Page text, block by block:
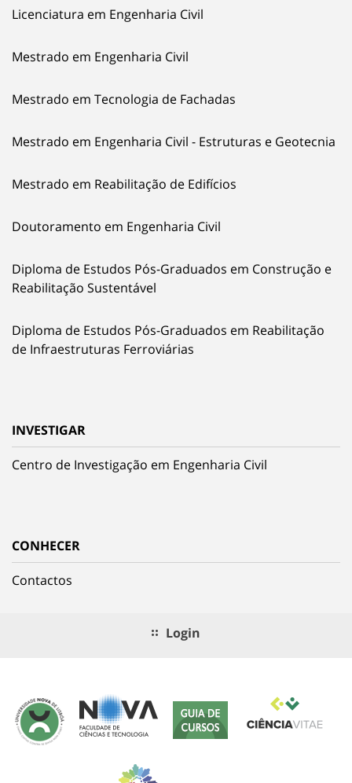
Licenciatura em Engenharia Civil
Mestrado em Engenharia Civil
Mestrado em Tecnologia de Fachadas
Mestrado em Engenharia Civil - Estruturas e Geotecnia
Mestrado em Reabilitação de Edifícios
Doutoramento em Engenharia Civil
Diploma de Estudos Pós-Graduados em Construção e
Reabilitação Sustentável
Diploma de Estudos Pós-Graduados em Reabilitação
de Infraestruturas Ferroviárias
INVESTIGAR
Centro de Investigação em Engenharia Civil
CONHECER
Contactos
Login